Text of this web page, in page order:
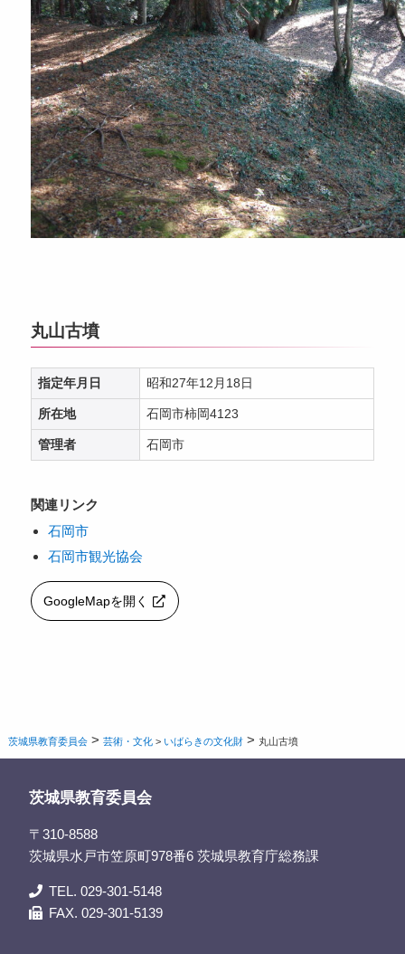
丸山古墳
指定年月日 昭和27年12月18日
所在地 石岡市柿岡4123
管理者 石岡市
関連リンク
石岡市
石岡市観光協会
GoogleMapを開く
茨城県教育委員会 >芸術・文化 > いばらきの文化財 > 丸山古墳
茨城県教育委員会
〒310-8588
茨城県水戸市笠原町978番6 茨城県教育庁総務課
TEL. 029-301-5148
FAX. 029-301-5139